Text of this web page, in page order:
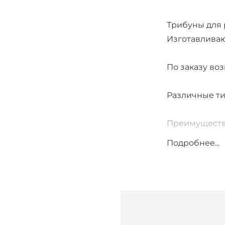
Трибуны для
По заказу
Различные
Подробнее...